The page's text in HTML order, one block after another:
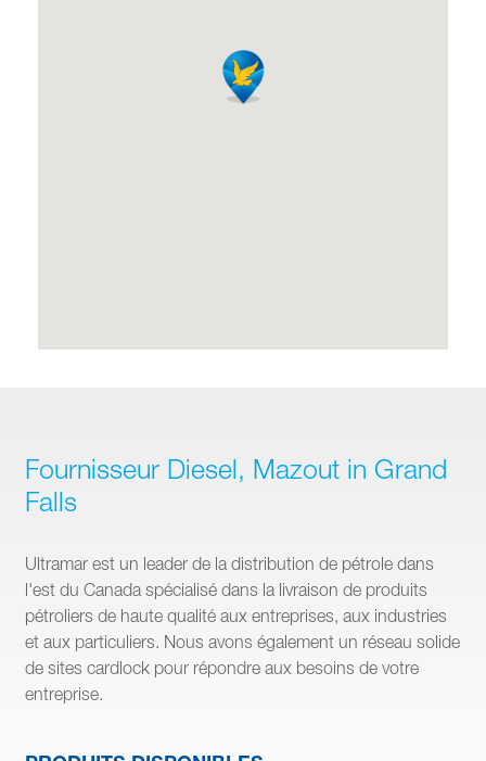
Fournisseur Diesel, Mazout in Grand
Falls
Ultramar est un leader de la distribution de pétrole dans
l'est du Canada spécialisé dans la livraison de produits
pétroliers de haute qualité aux entreprises, aux industries
et aux particuliers. Nous avons également un réseau solide
de sites cardlock pour répondre aux besoins de votre
entreprise.